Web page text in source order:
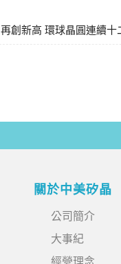
再創新高 環球晶圓連續
關於中美矽晶
公司簡介
大事紀
經營理念